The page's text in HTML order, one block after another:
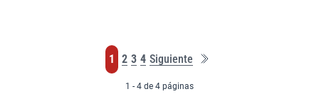
Página
1 Página
2 Página
3 Página
4 Siguiente
Última
página
1 - 4 de 4 páginas